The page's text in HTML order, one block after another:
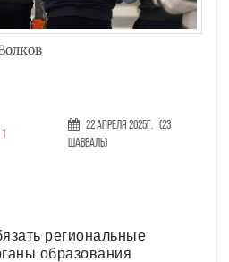
1
22 Апреля 2025г. (23
Шавваль)
региональные
образования